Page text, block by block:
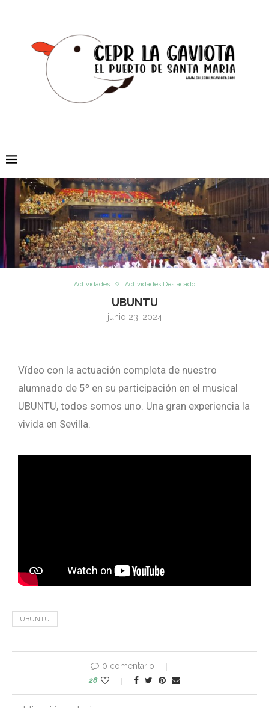
Actividades Actividades Destacado
UBUNTU
junio 23, 2024
Vídeo con la actuación completa de nuestro
alumnado de 5º en su participación en el musical
UBUNTU, todos somos uno. Una gran experiencia la
vivida en Sevilla.
UBUNTU
0 comentario
28